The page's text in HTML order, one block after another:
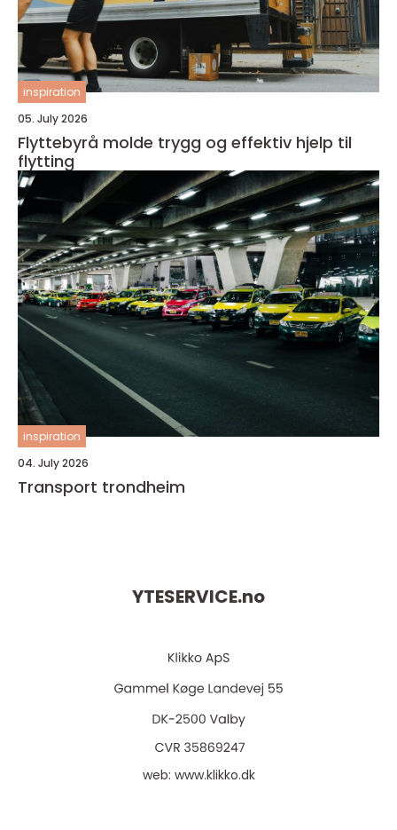
inspiration
05. July 2026
Flyttebyrå molde trygg og effektiv hjelp til
flytting
inspiration
04. July 2026
Transport trondheim
YTESERVICE.no
web: www.klikko.dk